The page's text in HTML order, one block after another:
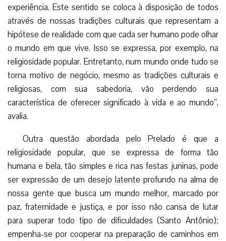
experiência. Este sentido se coloca à disposição de todos
através de nossas tradições culturais que representam a
hipótese de realidade com que cada ser humano pode olhar
o mundo em que vive. Isso se expressa, por exemplo, na
religiosidade popular. Entretanto, num mundo onde tudo se
torna motivo de negócio, mesmo as tradições culturais e
religiosas, com sua sabedoria, vão perdendo sua
característica de oferecer significado à vida e ao mundo”,
avalia.
Outra questão abordada pelo Prelado é que a
religiosidade popular, que se expressa de forma tão
humana e bela, tão simples e rica nas festas juninas, pode
ser expressão de um desejo latente profundo na alma de
nossa gente que busca um mundo melhor, marcado por
paz, fraternidade e justiça, e por isso não cansa de lutar
para superar todo tipo de dificuldades (Santo Antônio);
empenha-se por cooperar na preparação de caminhos em